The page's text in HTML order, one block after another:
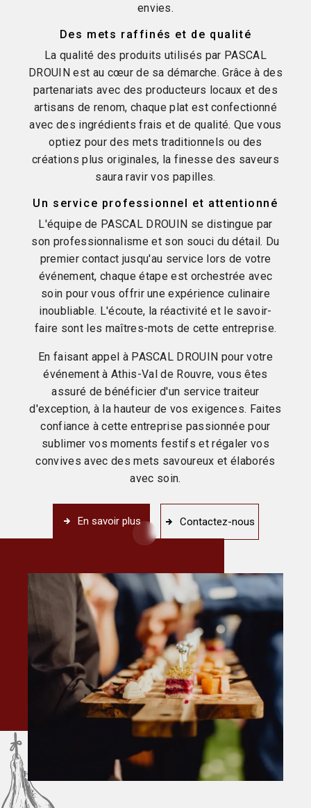
envies.
Des mets raffinés et de qualité
La qualité des produits utilisés par PASCAL
DROUIN est au cœur de sa démarche. Grâce à des
partenariats avec des producteurs locaux et des
artisans de renom, chaque plat est confectionné
avec des ingrédients frais et de qualité. Que vous
optiez pour des mets traditionnels ou des
créations plus originales, la finesse des saveurs
saura ravir vos papilles.
Un service professionnel et attentionné
L'équipe de PASCAL DROUIN se distingue par
son professionnalisme et son souci du détail. Du
premier contact jusqu'au service lors de votre
événement, chaque étape est orchestrée avec
soin pour vous offrir une expérience culinaire
inoubliable. L'écoute, la réactivité et le savoir-
faire sont les maîtres-mots de cette entreprise.
En faisant appel à PASCAL DROUIN pour votre
événement à Athis-Val de Rouvre, vous êtes
assuré de bénéficier d'un service traiteur
d'exception, à la hauteur de vos exigences. Faites
confiance à cette entreprise passionnée pour
sublimer vos moments festifs et régaler vos
convives avec des mets savoureux et élaborés
avec soin.
En savoir plus Contactez-nous